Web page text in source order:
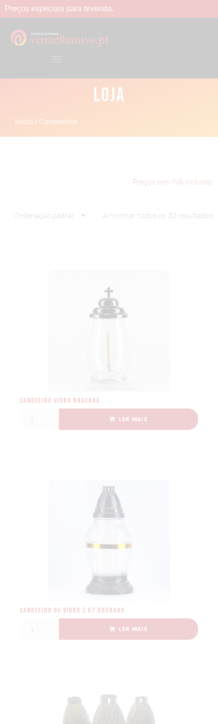
Preços especiais para revenda.
LOJA
Início / Candeeiros
Preços sem IVA incluído
A mostrar todos os 30 resultados
Candeeiro Vidro Bracara
LER MAIS
Candeeiro de Vidro Z 07 dourado
LER MAIS